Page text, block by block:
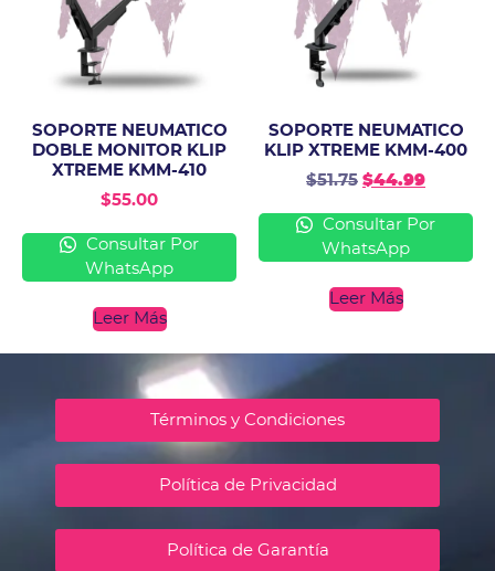
SOPORTE NEUMATICO
DOBLE MONITOR KLIP
XTREME KMM-410
$55.00
Consultar Por
WhatsApp
Leer Más
SOPORTE NEUMATICO
KLIP XTREME KMM-400
$51.75 $44.99
Consultar Por
WhatsApp
Leer Más
Términos y Condiciones
Política de Privacidad
Política de Garantía